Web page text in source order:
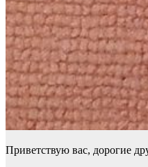
Приветствую вас, дорогие